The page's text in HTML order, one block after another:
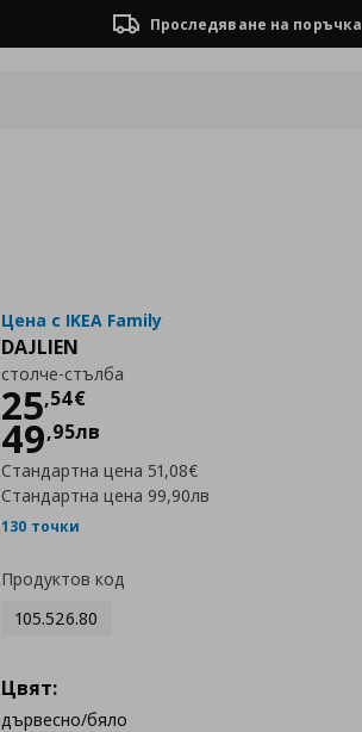
Проследяване на поръчка
Цена с IKEA Family
DAJLIEN
столче-стълба
25,54€
Цена
49,95лв
Стандартна цена 51,08€
Стандартна цена 99,90лв
130 точки
Продуктов код
105.526.80
Цвят:
дървесно/бяло